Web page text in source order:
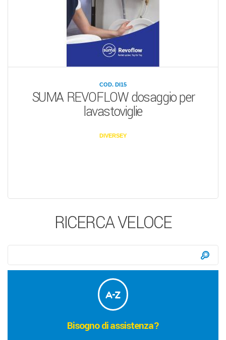
COD. DI15
SUMA REVOFLOW dosaggio per
lavastoviglie
DIVERSEY
RICERCA VELOCE
Bisogno di assistenza?